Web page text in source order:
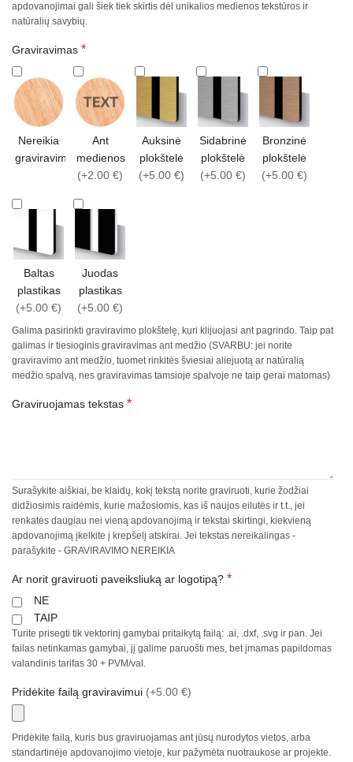
apdovanojimai gali šiek tiek skirtis dėl unikalios medienos tekstūros ir
natūralių savybių.
Graviravimas *
Nereikia
graviravimo
Ant
medienos
(+2.00 €)
Auksinė
plokštelė
(+5.00 €)
Sidabrinė
plokštelė
(+5.00 €)
Bronzinė
plokštelė
(+5.00 €)
Baltas
plastikas
(+5.00 €)
Juodas
plastikas
(+5.00 €)
Galima pasirinkti graviravimo plokštelę, kuri klijuojasi ant pagrindo. Taip pat
galimas ir tiesioginis graviravimas ant medžio (SVARBU: jei norite
graviravimo ant medžio, tuomet rinkitės šviesiai aliejuotą ar natūralią
medžio spalvą, nes graviravimas tamsioje spalvoje ne taip gerai matomas)
Graviruojamas tekstas *
Surašykite aiškiai, be klaidų, kokį tekstą norite graviruoti, kurie žodžiai
didžiosimis raidėmis, kurie mažosiomis, kas iš naujos eilutės ir t.t., jei
renkatės daugiau nei vieną apdovanojimą ir tekstai skirtingi, kiekvieną
apdovanojimą įkelkite į krepšelį atskirai. Jei tekstas nereikalingas -
parašykite - GRAVIRAVIMO NEREIKIA
Ar norit graviruoti paveiksliuką ar logotipą? *
NE
TAIP
Turite prisegti tik vektorinį gamybai pritaikytą failą: .ai, .dxf, .svg ir pan. Jei
failas netinkamas gamybai, jį galime paruošti mes, bet įmamas papildomas
valandinis tarifas 30 + PVM/val.
Pridėkite failą graviravimui (+5.00 €)
Pridėkite failą, kuris bus graviruojamas ant jūsų nurodytos vietos, arba
standartinėje apdovanojimo vietoje, kur pažymėta nuotraukose ar projekte.